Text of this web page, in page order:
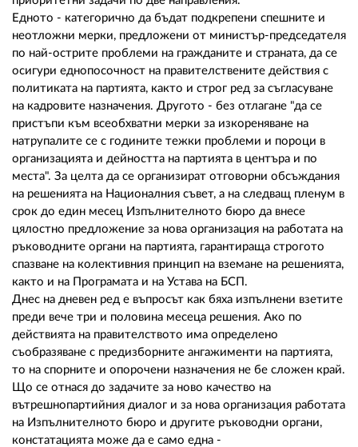
Едното - категорично да бъдат подкрепени спешните и
неотложни мерки, предложени от министър-председателя
по най-острите проблеми на гражданите и страната, да се
осигури еднопосочност на правителствените действия с
политиката на партията, както и строг ред за съгласуване
на кадровите назначения. Другото - без отлагане "да се
пристъпи към всеобхватни мерки за изкореняване на
натрупалите се с годините тежки проблеми и пороци в
организацията и дейността на партията в центъра и по
места". За целта да се организират отговорни обсъждания
на решенията на Националния съвет, а на следващ пленум в
срок до един месец Изпълнителното бюро да внесе
цялостно предложение за нова организация на работата на
ръководните органи на партията, гарантираща строгото
спазване на колективния принцип на вземане на решенията,
както и на Програмата и на Устава на БСП.
Днес на дневен ред е въпросът как бяха изпълнени взетите
преди вече три и половина месеца решения. Ако по
действията на правителството има определено
съобразяване с предизборните ангажименти на партията,
то на спорните и опорочени назначения не бе сложен край.
Що се отнася до задачите за ново качество на
вътрешнопартийния диалог и за нова организация работата
на Изпълнителното бюро и другите ръководни органи,
констатацията може да е само една -
02 975 20 35